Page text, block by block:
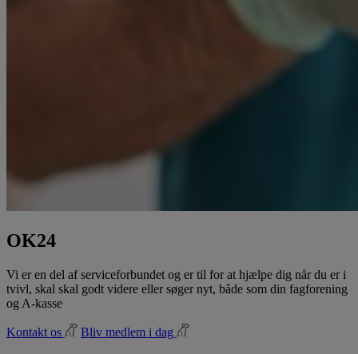
OK24
Vi er en del af serviceforbundet og er til for at hjælpe dig når du er i
tvivl, skal skal godt videre eller søger nyt, både som din fagforening
og A-kasse
Kontakt os Bliv medlem i dag